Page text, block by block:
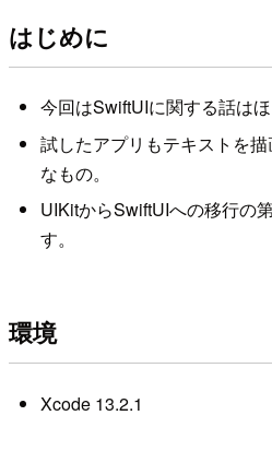
はじめに
今回はSwiftUIに関する話は
試したアプリもテキストを
なもの。
UIKitからSwiftUIへの移行の
す。
環境
Xcode 13.2.1